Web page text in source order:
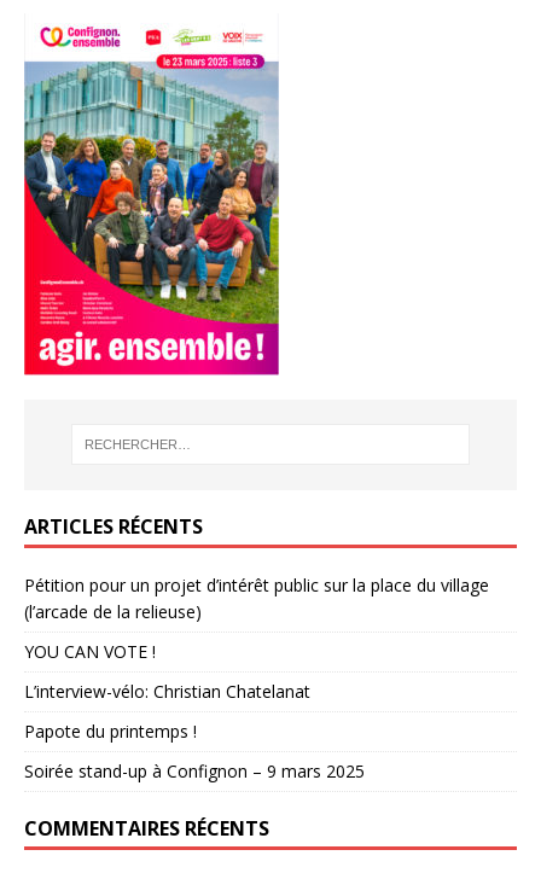
ARTICLES RÉCENTS
Pétition pour un projet d’intérêt public sur la place du village
(l’arcade de la relieuse)
YOU CAN VOTE !
L’interview-vélo: Christian Chatelanat
Papote du printemps !
Soirée stand-up à Confignon – 9 mars 2025
COMMENTAIRES RÉCENTS